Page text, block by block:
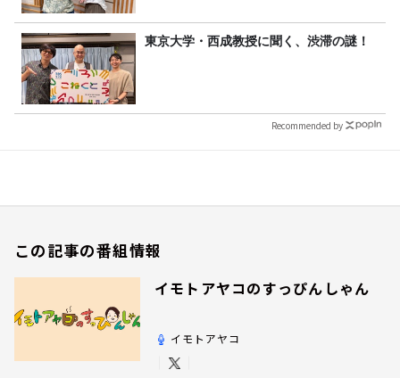
東京大学・西成教授に聞く、渋滞の謎！
Recommended by
この記事の番組情報
イモトアヤコのすっぴんしゃん
イモトアヤコ